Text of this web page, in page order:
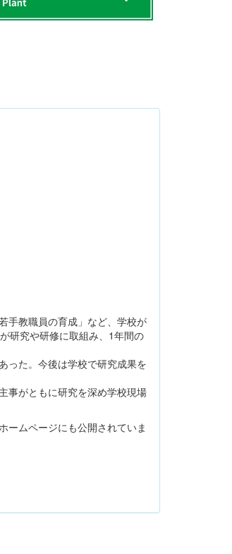
手教職員の育成」など、学校が
研究や研修に取組み、1年間の
った。今後は学校で研究成果を
事がともに研究を深め学校現場
ームページにも公開されていま